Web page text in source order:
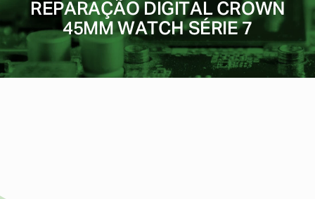
REPARAÇÃO DIGITAL CROWN
45MM WATCH SÉRIE 7